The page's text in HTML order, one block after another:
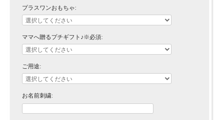
プラスワンおもちゃ:
ママへ贈るプチギフト♪※必須:
ご用途:
お名前刺繍: